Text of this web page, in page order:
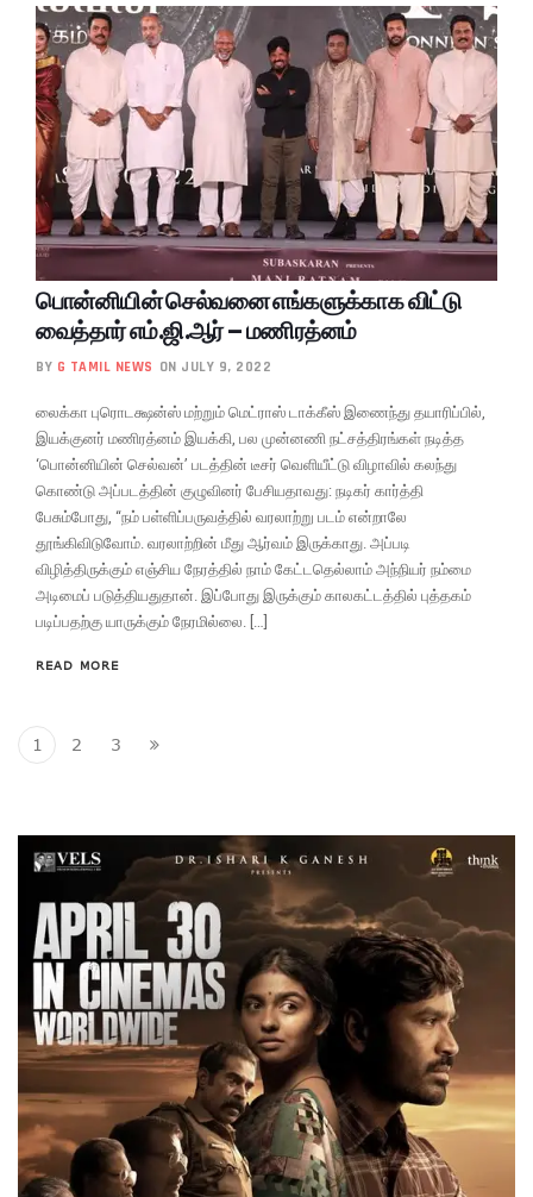
பொன்னியின் செல்வனை எங்களுக்காக விட்டு
வைத்தார் எம்.ஜி.ஆர் – மணிரத்னம்
BY G TAMIL NEWS ON JULY 9, 2022
லைக்கா புரொடக்ஷன்ஸ் மற்றும் மெட்ராஸ் டாக்கீஸ் இணைந்து தயாரிப்பில்,
இயக்குனர் மணிரத்னம் இயக்கி, பல முன்னணி நட்சத்திரங்கள் நடித்த
‘பொன்னியின் செல்வன்’ படத்தின் டீசர் வெளியீட்டு விழாவில் கலந்து
கொண்டு அப்படத்தின் குழுவினர் பேசியதாவது: நடிகர் கார்த்தி
பேசும்போது, “நம் பள்ளிப்பருவத்தில் வரலாற்று படம் என்றாலே
தூங்கிவிடுவோம். வரலாற்றின் மீது ஆர்வம் இருக்காது. அப்படி
விழித்திருக்கும் எஞ்சிய நேரத்தில் நாம் கேட்டதெல்லாம் அந்நியர் நம்மை
அடிமைப் படுத்தியதுதான். இப்போது இருக்கும் காலகட்டத்தில் புத்தகம்
படிப்பதற்கு யாருக்கும் நேரமில்லை. […]
READ MORE
1 2 3